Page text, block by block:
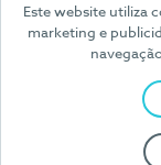
Este website utiliza
marketing e